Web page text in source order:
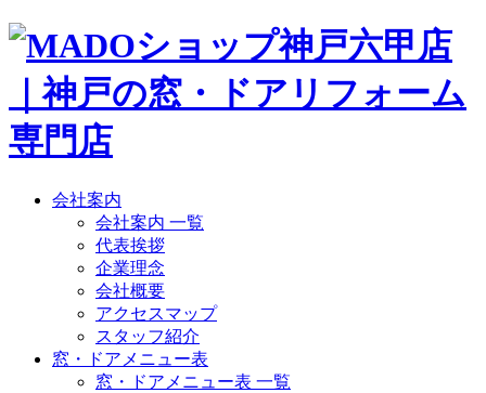
会社案内
会社案内 一覧
代表挨拶
企業理念
会社概要
アクセスマップ
スタッフ紹介
窓・ドアメニュー表
窓・ドアメニュー表 一覧